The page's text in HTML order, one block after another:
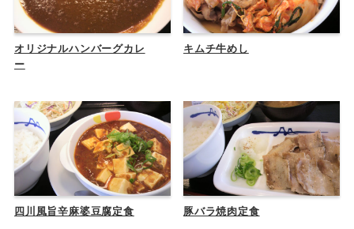
オリジナルハンバーグカレ
ー
キムチ牛めし
四川風旨辛麻婆豆腐定食 豚バラ焼肉定食